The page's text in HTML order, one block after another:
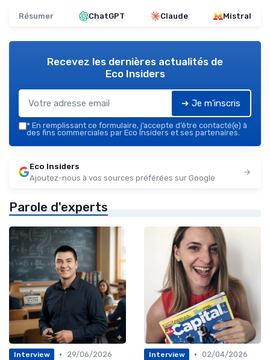
Résumer ChatGPT Claude Mistral
Recevez les dernières actualités de
Eco Insiders
➔ Je m'inscris
* En remplissant ce formulaire, j’accepte d’être contacté(e) à
des fins commerciales par Eco Insiders et ses partenaires.
Eco Insiders
Ajoutez-nous à vos sources préférées sur Google
Parole d'experts
Interview •
29/06/2026
Interview • 02/04/2026